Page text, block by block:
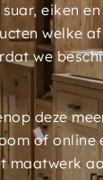
eiken
welke
we
deze
of online
maatwerk